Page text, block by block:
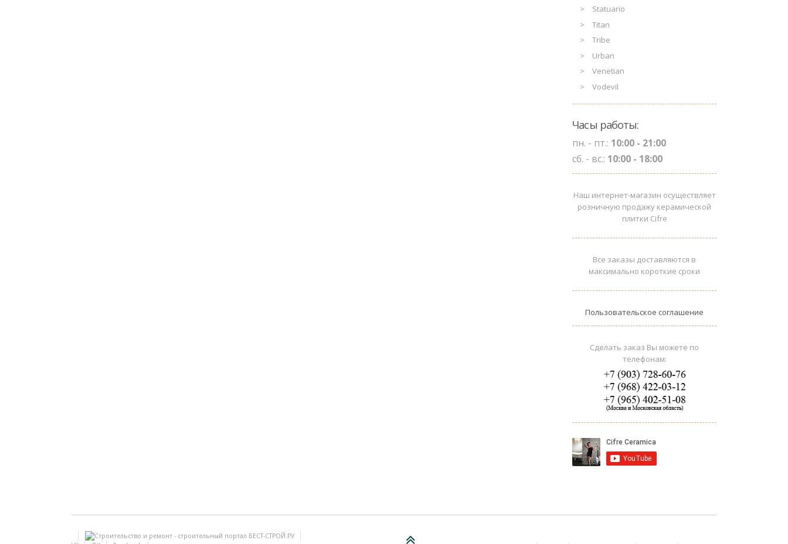
Statuario
Titan
Tribe
Urban
Venetian
Vodevil
Часы работы:
пн. - пт.: 10:00 - 21:00
сб. - вс.: 10:00 - 18:00
Наш интернет-магазин осуществляет
розничную продажу керамической
плитки Cifre
Все заказы доставляются в
максимально короткие сроки
Пользовательское соглашение
Сделать заказ Вы можете по
телефонам: